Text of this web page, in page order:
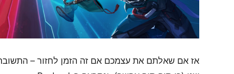
אז אם שאלתם את עצמכם אם זה הזמן לחזור –